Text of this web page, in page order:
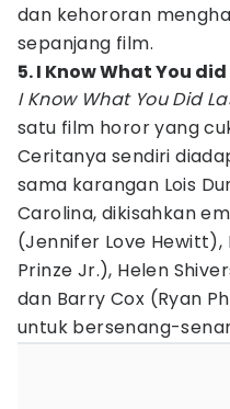
dan kehororan
sepanjang film.
5. I Know What You
I Know What You Did
satu film horor yang
Ceritanya sendiri
sama karangan Lois
Carolina, dikisahkan
(Jennifer Love Hewitt),
Prinze Jr.), Helen
dan Barry Cox (Ryan
untuk bersenang-